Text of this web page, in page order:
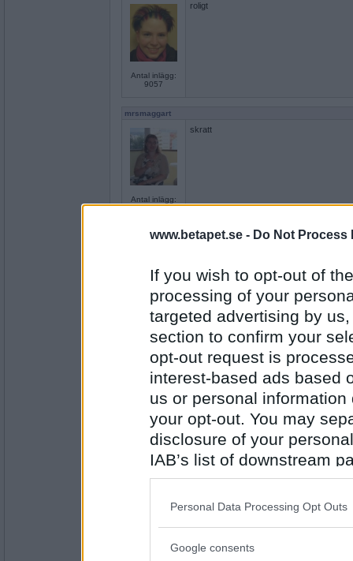
www.betapet.se - Do Not Process
If you wish to opt-out of
processing of your
targeted advertising by
section to confirm your
opt-out request is
interest-based ads based
us or personal
your opt-out. You may
disclosure of your
IAB’s list of downstream
also be disclosed by us
Downstream Participants
Please note that this
Personal Data Processing Opt Outs
Google consents
Antal inlägg:
9057
roligt
mrsmaggart
Antal inlägg:
7928
skratt
Mimikryp
Antal inlägg:
9057
mrsmaggart
Antal inlägg:
7928
torr
potatismjöl